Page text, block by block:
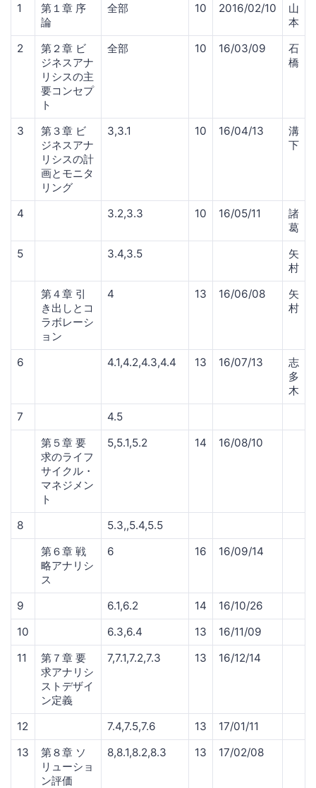
1
第１章 序
論
全部 10 2016/02/10
山
本
2
第２章 ビ
ジネスアナ
リシスの主
要コンセプ
ト
全部 10 16/03/09
石
橋
3
第３章 ビ
ジネスアナ
リシスの計
画とモニタ
リング
3,3.1 10 16/04/13
溝
下
4 3.2,3.3 10 16/05/11
諸
葛
5
3.4,3.5
矢
村
第４章 引
き出しとコ
ラボレーシ
ョン
4 13 16/06/08
矢
村
6 4.1,4.2,4.3,4.4 13 16/07/13
志
多
木
7
4.5
第５章 要
求のライフ
サイクル・
マネジメン
ト
5,5.1,5.2 14 16/08/10
8
5.3,,5.4,5.5
第６章 戦
略アナリシ
ス
6 16 16/09/14
9 6.1,6.2 14
16/10/26
10
6.3,6.4 13
16/11/09
11
第７章 要
求アナリシ
ストデザイ
ン定義
7,7.1,7.2,7.3 13 16/12/14
12 7.4,7.5,7.6 13
17/01/11
13
第８章 ソ
リューショ
ン評価
8,8.1,8.2,8.3 13 17/02/08